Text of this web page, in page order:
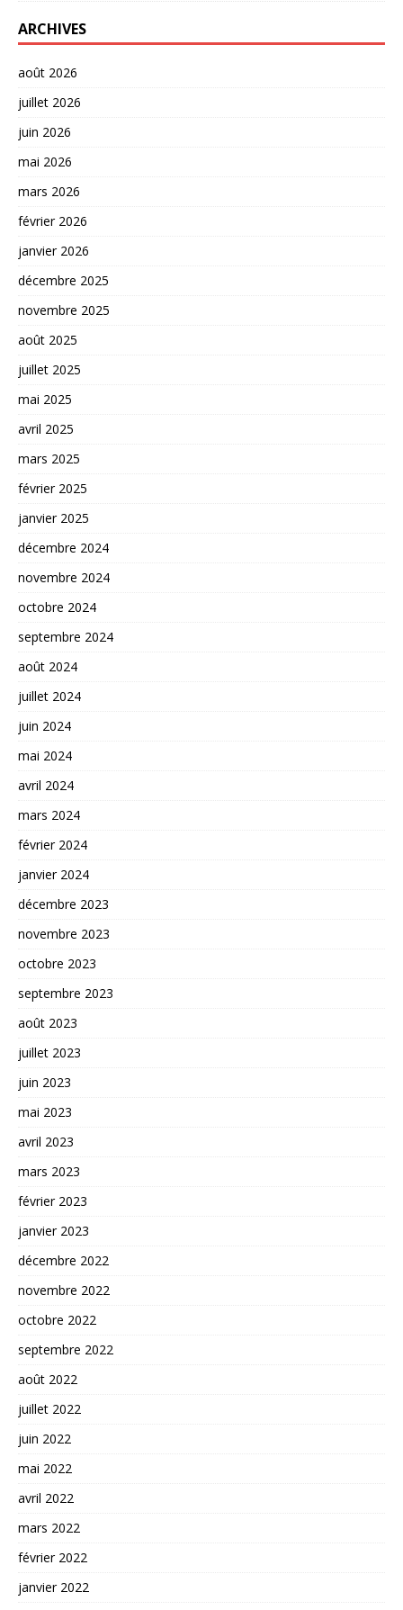
ARCHIVES
août 2026
juillet 2026
juin 2026
mai 2026
mars 2026
février 2026
janvier 2026
décembre 2025
novembre 2025
août 2025
juillet 2025
mai 2025
avril 2025
mars 2025
février 2025
janvier 2025
décembre 2024
novembre 2024
octobre 2024
septembre 2024
août 2024
juillet 2024
juin 2024
mai 2024
avril 2024
mars 2024
février 2024
janvier 2024
décembre 2023
novembre 2023
octobre 2023
septembre 2023
août 2023
juillet 2023
juin 2023
mai 2023
avril 2023
mars 2023
février 2023
janvier 2023
décembre 2022
novembre 2022
octobre 2022
septembre 2022
août 2022
juillet 2022
juin 2022
mai 2022
avril 2022
mars 2022
février 2022
janvier 2022